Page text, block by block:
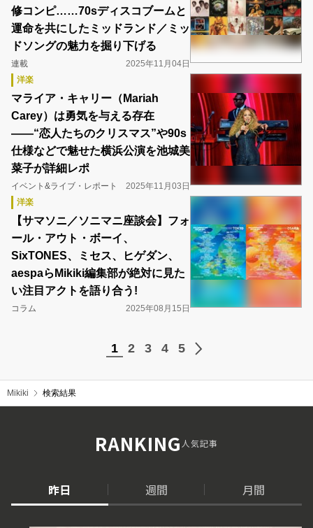
修コンピ……70sディスコブームと
運命を共にしたミッドランド／ミッ
ドソングの魅力を掘り下げる
連載
2025年11月04日
洋楽
マライア・キャリー（Mariah
Carey）は勇気を与える存在
――“恋人たちのクリスマス”や90s
仕様などで魅せた横浜公演を池城美
菜子が詳細レポ
イベント&ライブ・レポート
2025年11月03日
洋楽
【サマソニ／ソニマニ座談会】フォ
ール・アウト・ボーイ、
SixTONES、ミセス、ヒゲダン、
aespaらMikiki編集部が絶対に見た
い注目アクトを語り合う!
コラム 2025年08月15日
1 2 3 4 5
Mikiki 検索結果
RANKING人気記事
昨日 週間 月間